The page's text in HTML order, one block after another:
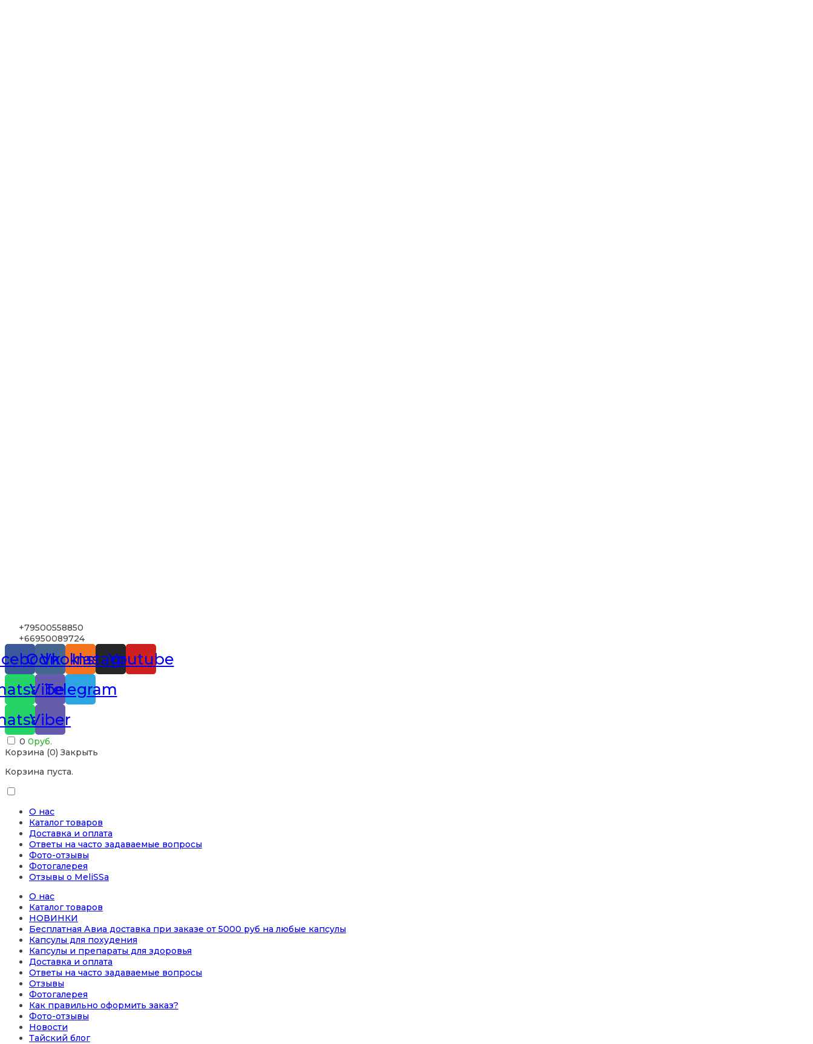
+79500558850
+66950089724
Vk
Odnoklassniki
Instagram
Youtube
Viber
Telegram
Viber
0 0руб.
Корзина (0) Закрыть
Корзина пуста.
О нас
Каталог товаров
Доставка и оплата
Ответы на часто задаваемые вопросы
Фото-отзывы
Фотогалерея
Отзывы о MeliSSa
О нас
Каталог товаров
НОВИНКИ
Бесплатная Авиа доставка при заказе от 5000 руб на любые капсулы
Капсулы для похудения
Капсулы и препараты для здоровья
Доставка и оплата
Ответы на часто задаваемые вопросы
Отзывы
Фотогалерея
Как правильно оформить заказ?
Фото-отзывы
Новости
Тайский блог